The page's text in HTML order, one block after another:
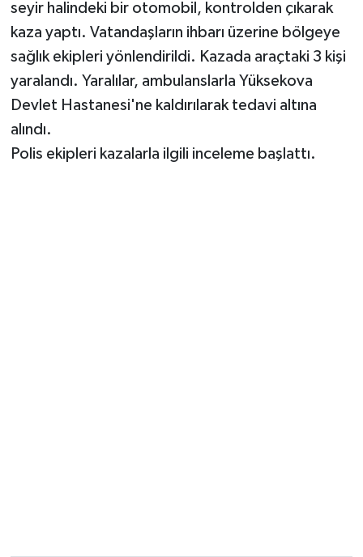
seyir halindeki bir otomobil, kontrolden çıkarak
kaza yaptı. Vatandaşların ihbarı üzerine bölgeye
sağlık ekipleri yönlendirildi. Kazada araçtaki 3 kişi
yaralandı. Yaralılar, ambulanslarla Yüksekova
Devlet Hastanesi'ne kaldırılarak tedavi altına
alındı.
Polis ekipleri kazalarla ilgili inceleme başlattı.